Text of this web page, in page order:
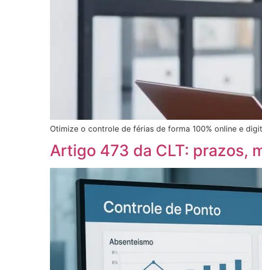
Otimize o controle de férias de forma 100% online e
Artigo 473 da CLT: prazos,